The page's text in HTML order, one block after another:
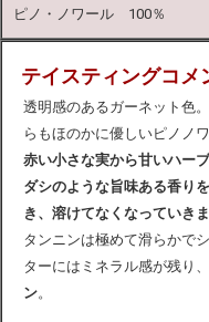
ピノ・ノワール 100％
テイスティングコメ
透明感のあるガーネット色
らもほのかに優しいピノノ
赤い小さな実から甘いハー
ダシのような旨味ある香り
き、溶けてなくなっていきま
タンニンは極めて滑らかで
ターにはミネラル感が残り
ン。